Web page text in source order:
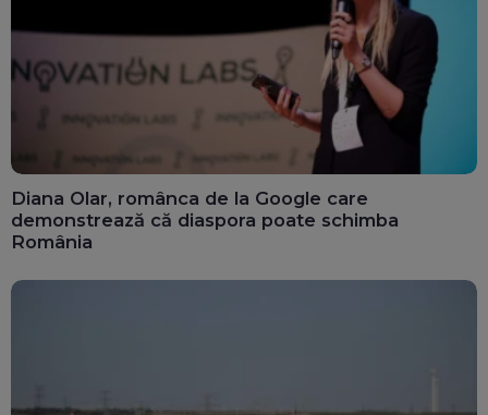
Diana Olar, românca de la Google care
demonstrează că diaspora poate schimba
România